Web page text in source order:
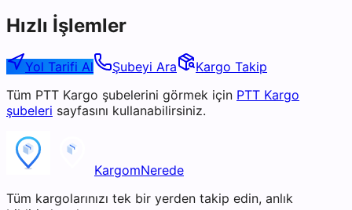
Hızlı İşlemler
Yol Tarifi Al Şubeyi Ara
Kargo Takip
Tüm PTT Kargo şubelerini görmek için PTT Kargo
şubeleri sayfasını kullanabilirsiniz.
KargomNerede
Tüm kargolarınızı tek bir yerden takip edin, anlık